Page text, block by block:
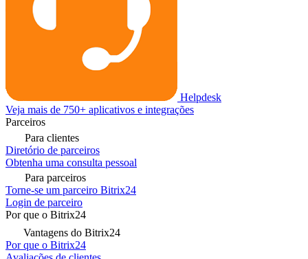
Helpdesk
Veja mais de 750+ aplicativos e integrações
Parceiros
Para clientes
Diretório de parceiros
Obtenha uma consulta pessoal
Para parceiros
Torne-se um parceiro Bitrix24
Login de parceiro
Por que o Bitrix24
Vantagens do Bitrix24
Por que o Bitrix24